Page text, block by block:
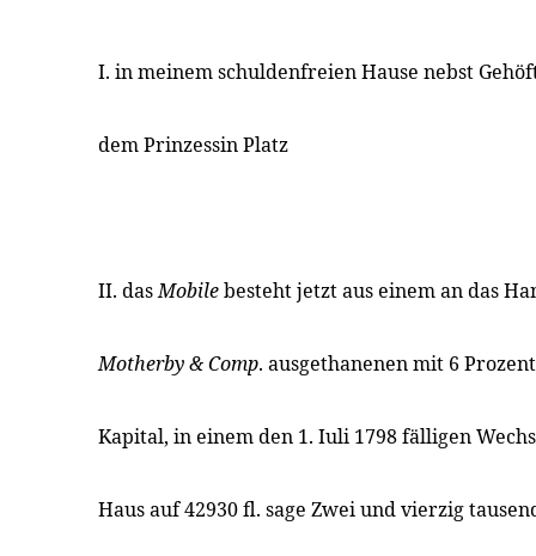
I. in meinem schuldenfreien Hause nebst
dem Prinzessin Platz
II. dasMobilebesteht jetzt aus einem an das
Motherby & Comp. ausgethanenen mit 6
Kapital, in einem den 1. Iuli 1798 fälligen
Haus auf 42930 fl. sage Zwei und vierzig